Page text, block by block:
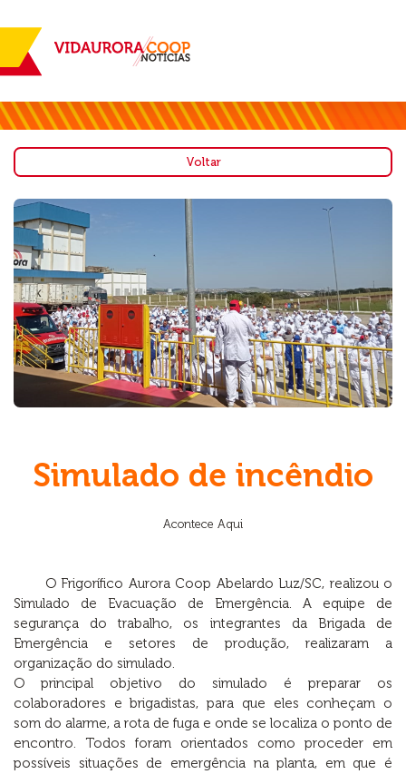
Voltar
Simulado de incêndio
Acontece Aqui
O Frigorífico Aurora Coop Abelardo Luz/SC, realizou o
Simulado de Evacuação de Emergência. A equipe de
segurança do trabalho, os integrantes da Brigada de
Emergência e setores de produção, realizaram a
organização do simulado.
O principal objetivo do simulado é preparar os
colaboradores e brigadistas, para que eles conheçam o
som do alarme, a rota de fuga e onde se localiza o ponto de
encontro. Todos foram orientados como proceder em
possíveis situações de emergência na planta, em que é